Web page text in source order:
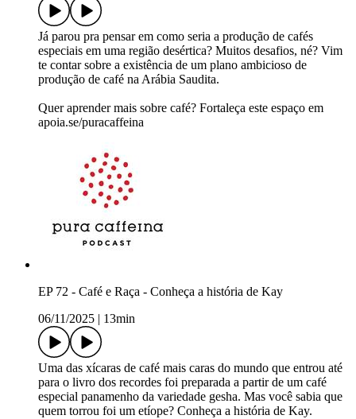
Já parou pra pensar em como seria a produção de cafés
especiais em uma região desértica? Muitos desafios, né? Vim
te contar sobre a existência de um plano ambicioso de
produção de café na Arábia Saudita.
Quer aprender mais sobre café? Fortaleça este espaço em
apoia.se/puracaffeina
EP 72 - Café e Raça - Conheça a história de Kay
06/11/2025
13min
Uma das xícaras de café mais caras do mundo que entrou até
para o livro dos recordes foi preparada a partir de um café
especial panamenho da variedade gesha. Mas você sabia que
quem torrou foi um etíope? Conheça a história de Kay.